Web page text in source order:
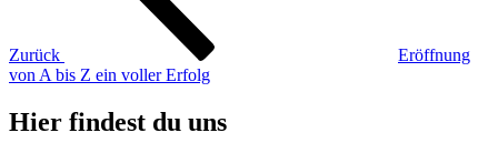
Zurück
Eröffnung
von A bis Z ein voller Erfolg
Hier findest du uns